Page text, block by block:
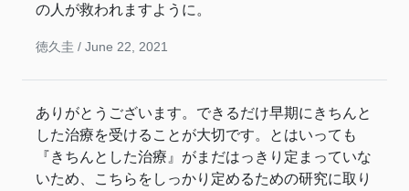
の人が救われますように。
徳久圭 / June 22, 2021
ありがとうございます。できるだけ早期にきちんと
した治療を受けることが大切です。とはいっても
『きちんとした治療』がまだはっきり定まっていな
いため、こちらをしっかり定めるための研究に取り